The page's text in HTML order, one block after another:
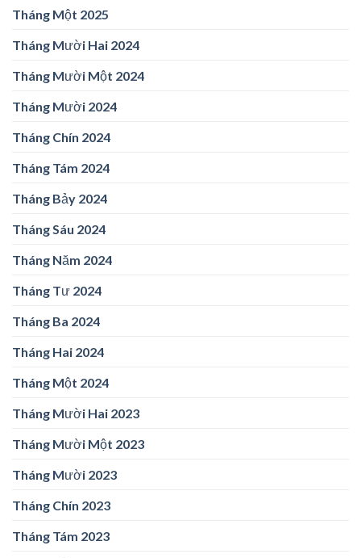
Tháng Một 2025
Tháng Mười Hai 2024
Tháng Mười Một 2024
Tháng Mười 2024
Tháng Chín 2024
Tháng Tám 2024
Tháng Bảy 2024
Tháng Sáu 2024
Tháng Năm 2024
Tháng Tư 2024
Tháng Ba 2024
Tháng Hai 2024
Tháng Một 2024
Tháng Mười Hai 2023
Tháng Mười Một 2023
Tháng Mười 2023
Tháng Chín 2023
Tháng Tám 2023